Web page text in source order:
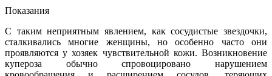
Показания
С таким неприятным явлением, как сосудистые звездочки,
сталкивались многие женщины, но особенно часто они
проявляются у хозяек чувствительной кожи. Возникновение
купероза обычно спровоцировано нарушением